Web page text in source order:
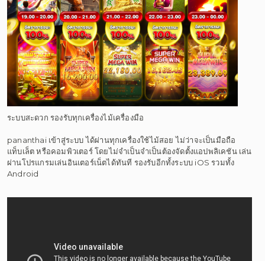
ระบบสะดวก รองรับทุกเครื่องไม้เครื่องมือ
pananthai เข้าสู่ระบบ ได้ผ่านทุกเครื่องใช้ไม้สอย ไม่ว่าจะเป็นมือถือ
แท็บเล็ต หรือคอมพิวเตอร์ โดยไม่จำเป็นจำเป็นต้องจัดตั้งแอปพลิเคชัน เล่น
ผ่านโปรแกรมเล่นอินเตอร์เน็ตได้ทันที รองรับอีกทั้งระบบ iOS รวมทั้ง
Android